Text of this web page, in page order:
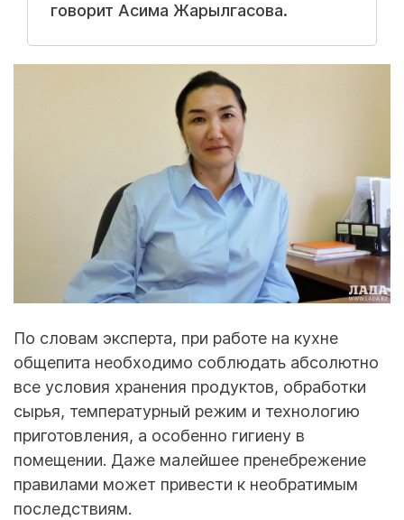
говорит Асима Жарылгасова.
По словам эксперта, при работе на кухне
общепита необходимо соблюдать абсолютно
все условия хранения продуктов, обработки
сырья, температурный режим и технологию
приготовления, а особенно гигиену в
помещении. Даже малейшее пренебрежение
правилами может привести к необратимым
последствиям.